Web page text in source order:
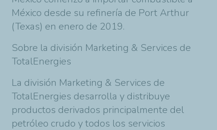
México desde su refinería de Port Arthur
(Texas) en enero de 2019.
Sobre la división Marketing & Services de
TotalEnergies
La división Marketing & Services de
TotalEnergies desarrolla y distribuye
productos derivados principalmente del
petróleo crudo y todos los servicios